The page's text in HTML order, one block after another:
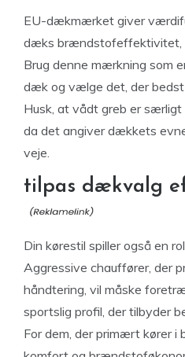
EU-dækmærket giver
dæks brændstofeffektivitet,
Brug denne mærkning som
dæk og vælge det, der
Husk, at vådt greb er
da det angiver dækkets
veje.
tilpas dækvalg
Din kørestil spiller også en
Aggressive chauffører, der
håndtering, vil måske
sportslig profil, der tilbyder
For dem, der primært kører i